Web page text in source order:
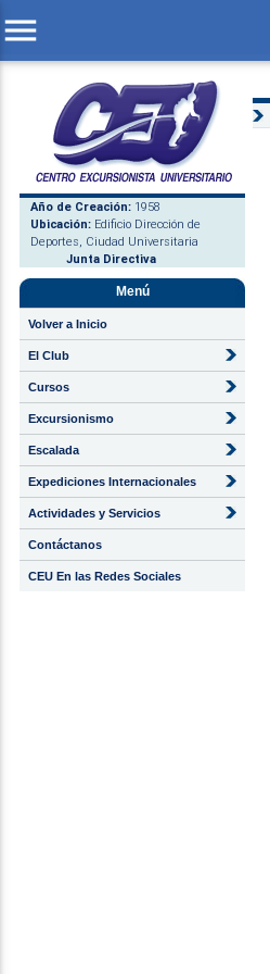
menu
Año de Creación: 1958
Ubicación: Edificio Dirección de
Deportes, Ciudad Universitaria
Junta Directiva
Menú
Volver a Inicio
El Club
Cursos
Excursionismo
Escalada
Expediciones Internacionales
Actividades y Servicios
Contáctanos
CEU En las Redes Sociales